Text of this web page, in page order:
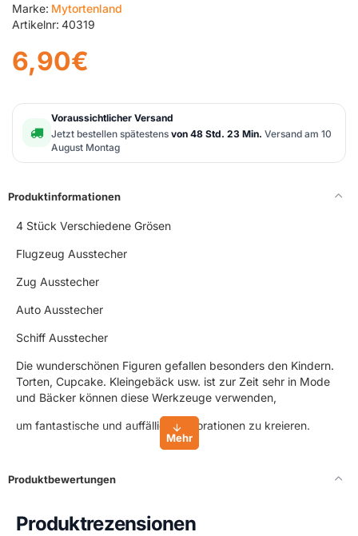
Marke: Mytortenland
Artikelnr: 40319
6,90€
Voraussichtlicher Versand
Jetzt bestellen spätestens von 48 Std. 23 Min. Versand am 10
August Montag
Produktinformationen
4 Stück Verschiedene Grösen
Flugzeug Ausstecher
Zug Ausstecher
Auto Ausstecher
Schiff Ausstecher
Die wunderschönen Figuren gefallen besonders den Kindern.
Torten, Cupcake. Kleingebäck usw. ist zur Zeit sehr in Mode
und Bäcker können diese Werkzeuge verwenden,
um fantastische und auffällige Dekorationen zu kreieren.
Außerdem sind die Ausstecher leicht zu verwenden und zu
Produktbewertungen
Produktrezensionen